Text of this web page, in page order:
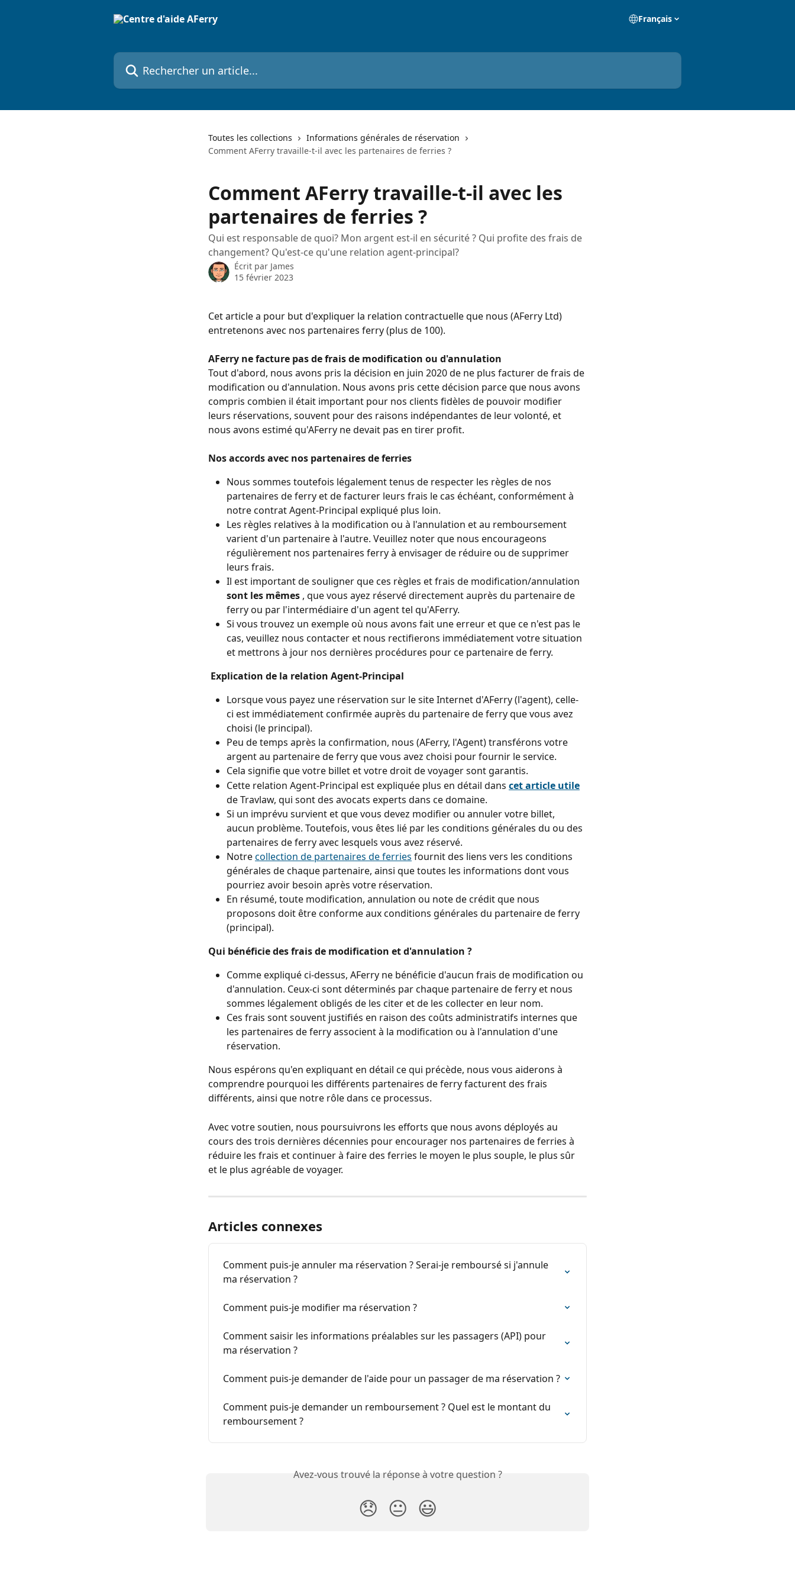
Français
Rechercher un article...
Toutes les collections
Informations générales de réservation
Comment AFerry travaille-t-il avec les partenaires de ferries ?
Comment AFerry travaille-t-il avec les
partenaires de ferries ?
Qui est responsable de quoi? Mon argent est-il en sécurité ? Qui profite des frais de
changement? Qu'est-ce qu'une relation agent-principal?
Écrit par James
15 février 2023
Cet article a pour but d'expliquer la relation contractuelle que nous (AFerry Ltd)
entretenons avec nos partenaires ferry (plus de 100).
AFerry ne facture pas de frais de modification ou d'annulation
Tout d'abord, nous avons pris la décision en juin 2020 de ne plus facturer de frais de
modification ou d'annulation. Nous avons pris cette décision parce que nous avons
compris combien il était important pour nos clients fidèles de pouvoir modifier
leurs réservations, souvent pour des raisons indépendantes de leur volonté, et
nous avons estimé qu'AFerry ne devait pas en tirer profit.
Nos accords avec nos partenaires de ferries
Nous sommes toutefois légalement tenus de respecter les règles de nos
partenaires de ferry et de facturer leurs frais le cas échéant, conformément à
notre contrat Agent-Principal expliqué plus loin.
Les règles relatives à la modification ou à l'annulation et au remboursement
varient d'un partenaire à l'autre. Veuillez noter que nous encourageons
régulièrement nos partenaires ferry à envisager de réduire ou de supprimer
leurs frais.
Il est important de souligner que ces règles et frais de modification/annulation
sont les mêmes , que vous ayez réservé directement auprès du partenaire de
ferry ou par l'intermédiaire d'un agent tel qu'AFerry.
Si vous trouvez un exemple où nous avons fait une erreur et que ce n'est pas le
cas, veuillez nous contacter et nous rectifierons immédiatement votre situation
et mettrons à jour nos dernières procédures pour ce partenaire de ferry.
Explication de la relation Agent-Principal
Lorsque vous payez une réservation sur le site Internet d'AFerry (l'agent), celle-
ci est immédiatement confirmée auprès du partenaire de ferry que vous avez
choisi (le principal).
Peu de temps après la confirmation, nous (AFerry, l'Agent) transférons votre
argent au partenaire de ferry que vous avez choisi pour fournir le service.
Cela signifie que votre billet et votre droit de voyager sont garantis.
Cette relation Agent-Principal est expliquée plus en détail dans cet article utile
de Travlaw, qui sont des avocats experts dans ce domaine.
Si un imprévu survient et que vous devez modifier ou annuler votre billet,
aucun problème. Toutefois, vous êtes lié par les conditions générales du ou des
partenaires de ferry avec lesquels vous avez réservé.
Notre collection de partenaires de ferries fournit des liens vers les conditions
générales de chaque partenaire, ainsi que toutes les informations dont vous
pourriez avoir besoin après votre réservation.
En résumé, toute modification, annulation ou note de crédit que nous
proposons doit être conforme aux conditions générales du partenaire de ferry
(principal).
Qui bénéficie des frais de modification et d'annulation ?
Comme expliqué ci-dessus, AFerry ne bénéficie d'aucun frais de modification ou
d'annulation. Ceux-ci sont déterminés par chaque partenaire de ferry et nous
sommes légalement obligés de les citer et de les collecter en leur nom.
Ces frais sont souvent justifiés en raison des coûts administratifs internes que
les partenaires de ferry associent à la modification ou à l'annulation d'une
réservation.
Nous espérons qu'en expliquant en détail ce qui précède, nous vous aiderons à
comprendre pourquoi les différents partenaires de ferry facturent des frais
différents, ainsi que notre rôle dans ce processus.
Avec votre soutien, nous poursuivrons les efforts que nous avons déployés au
cours des trois dernières décennies pour encourager nos partenaires de ferries à
réduire les frais et continuer à faire des ferries le moyen le plus souple, le plus sûr
et le plus agréable de voyager.
Articles connexes
Comment puis-je annuler ma réservation ? Serai-je remboursé si j'annule
ma réservation ?
Comment puis-je modifier ma réservation ?
Comment saisir les informations préalables sur les passagers (API) pour
ma réservation ?
Comment puis-je demander de l'aide pour un passager de ma réservation ?
Comment puis-je demander un remboursement ? Quel est le montant du
remboursement ?
Avez-vous trouvé la réponse à votre question ?
😞 😐 😃